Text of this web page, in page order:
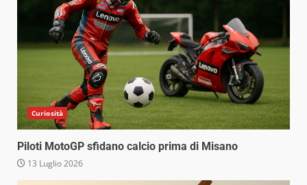
Curiosità
Piloti MotoGP sfidano calcio prima di Misano
13 Luglio 2026